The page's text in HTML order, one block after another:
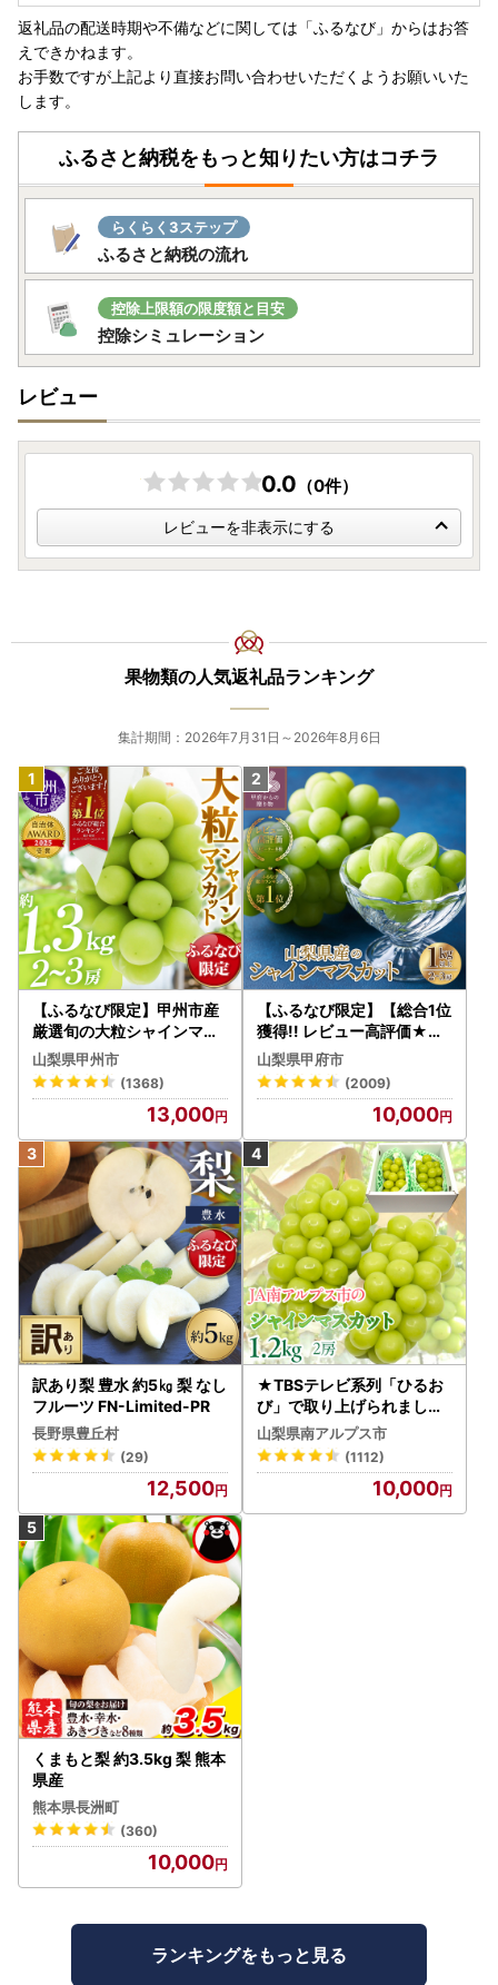
返礼品の配送時期や不備などに関しては「ふるなび」からはお答
えできかねます。
お手数ですが上記より直接お問い合わせいただくようお願いいた
します。
ふるさと納税をもっと知りたい方はコチラ
らくらく3ステップ
ふるさと納税の流れ
控除上限額の限度額と目安
控除シミュレーション
レビュー
0.0 （0件）
レビューを非表示にする
果物類の人気返礼品ランキング
集計期間：2026年7月31日～2026年8月6日
【ふるなび限定】甲州市産
厳選旬の大粒シャインマス
カット 約1.3kg 2～3房【2
026年発送】（MG）B12-
472 FN-Limited-VO シャ
インマスカット フルーツ
山梨県甲州市
(1368)
13,000
【ふるなび限定】【総合1位
獲得!! レビュー高評価★】
〈2026年度配送分〉山梨
県産 シャインマスカット 2
～3房（1.0kg以上）シャイ
ン フルーツ FN-Limited-S
P
山梨県甲府市
(2009)
10,000
訳あり梨 豊水 約5㎏ 梨 なし
フルーツ FN-Limited-PR
長野県豊丘村
(29)
12,500
★TBSテレビ系列「ひるお
び」で取り上げられました
！★＜2026年発送先行予
約＞絶品！南アルプス市産
シャインマスカット1.2kg A
LPAA003 | 人気 山梨産 高
評価 ランキング おすすめ |
山梨県南アルプス市
(1112)
10,000
くまもと梨 約3.5kg 梨 熊本
県産
熊本県長洲町
(360)
10,000
ランキングをもっと見る